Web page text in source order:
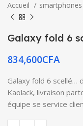
Accueil smartphones
Galaxy fold 6
834,600CFA
Galaxy fold 6 scellé…
Kaolack, livraison
équipe se service